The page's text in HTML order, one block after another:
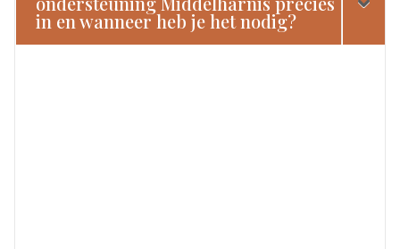
in en wanneer heb je het nodig?